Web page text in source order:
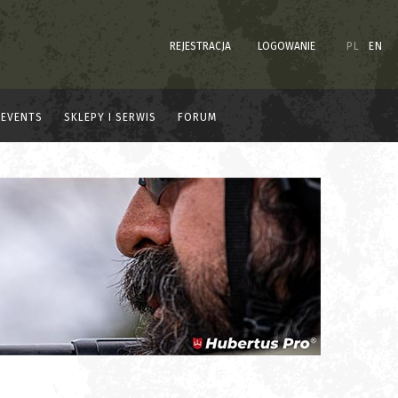
REJESTRACJA LOGOWANIE PL EN
EVENTS SKLEPY I SERWIS FORUM